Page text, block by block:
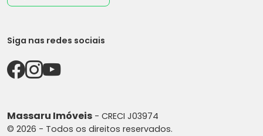
Siga nas redes sociais
Massaru Imóveis - CRECI J03974
© 2026 - Todos os direitos reservados.